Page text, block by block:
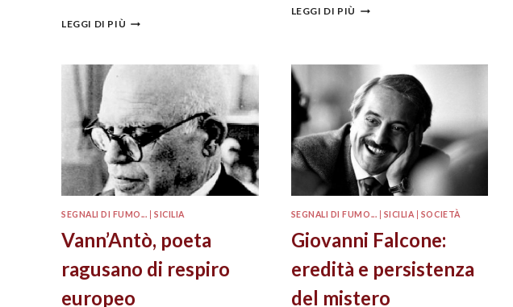
LEGGI DI PIÙ
LEGGI DI PIÙ
SEGNALI DI FUMO... |SICILIA
Vann’Antò, poeta
ragusano di respiro
europeo
SEGNALI DI FUMO... SICILIA SOCIETÀ
Giovanni Falcone:
eredità e persistenza
del mistero